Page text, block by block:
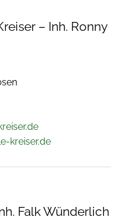
– Inh. Ronny
kreiser.de
Falk Wünderlich